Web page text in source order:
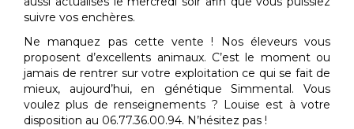
suivre vos enchères.
Ne manquez pas cette vente ! Nos éleveurs vous
proposent d’excellents animaux. C’est le moment ou
jamais de rentrer sur votre exploitation ce qui se fait de
mieux, aujourd’hui, en génétique Simmental. Vous
voulez plus de renseignements ? Louise est à votre
disposition au 06.77.36.00.94. N’hésitez pas !